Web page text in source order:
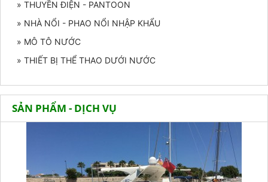
» THUYỀN ĐIỆN - PANTOON
» NHÀ NỔI - PHAO NỔI NHẬP KHẨU
» MÔ TÔ NƯỚC
» THIẾT BỊ THỂ THAO DƯỚI NƯỚC
SẢN PHẨM - DỊCH VỤ